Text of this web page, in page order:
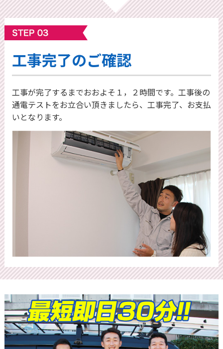
工事完了のご確認
工事が完了するまでおおよそ１，２時間です。工事後の
通電テストをお立合い頂きましたら、工事完了、お支払
いとなります。